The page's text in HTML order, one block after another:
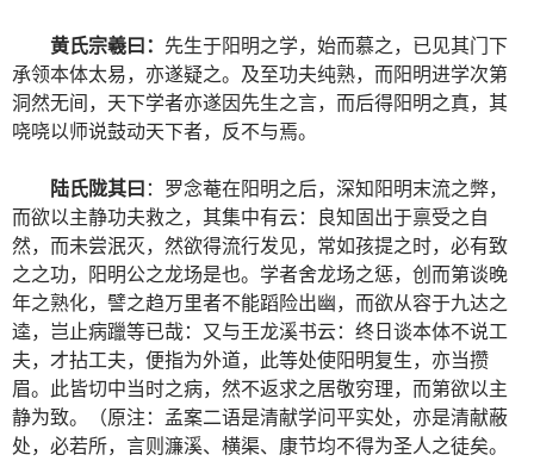
黄氏宗羲曰： 先生于阳明之学，始而慕之，已见其门下
承领本体太易，亦遂疑之。及至功夫纯熟，而阳明进学次第
洞然无间，天下学者亦遂因先生之言，而后得阳明之真，其
哓哓以师说鼓动天下者，反不与焉。
陆氏陇其曰 ：罗念菴在阳明之后，深知阳明末流之弊，
而欲以主静功夫救之，其集中有云：良知固出于禀受之自
然，而未尝泯灭，然欲得流行发见，常如孩提之时，必有致
之之功，阳明公之龙场是也。学者舍龙场之惩，创而第谈晚
年之熟化，譬之趋万里者不能蹈险出幽，而欲从容于九达之
逵，岂止病躐等已哉：又与王龙溪书云：终日谈本体不说工
夫，才拈工夫，便指为外道，此等处使阳明复生，亦当攒
眉。此皆切中当时之病，然不返求之居敬穷理，而第欲以主
静为致。（原注：孟案二语是清献学问平实处，亦是清献蔽
处，必若所，言则濂溪、横渠、康节均不得为圣人之徒矣。